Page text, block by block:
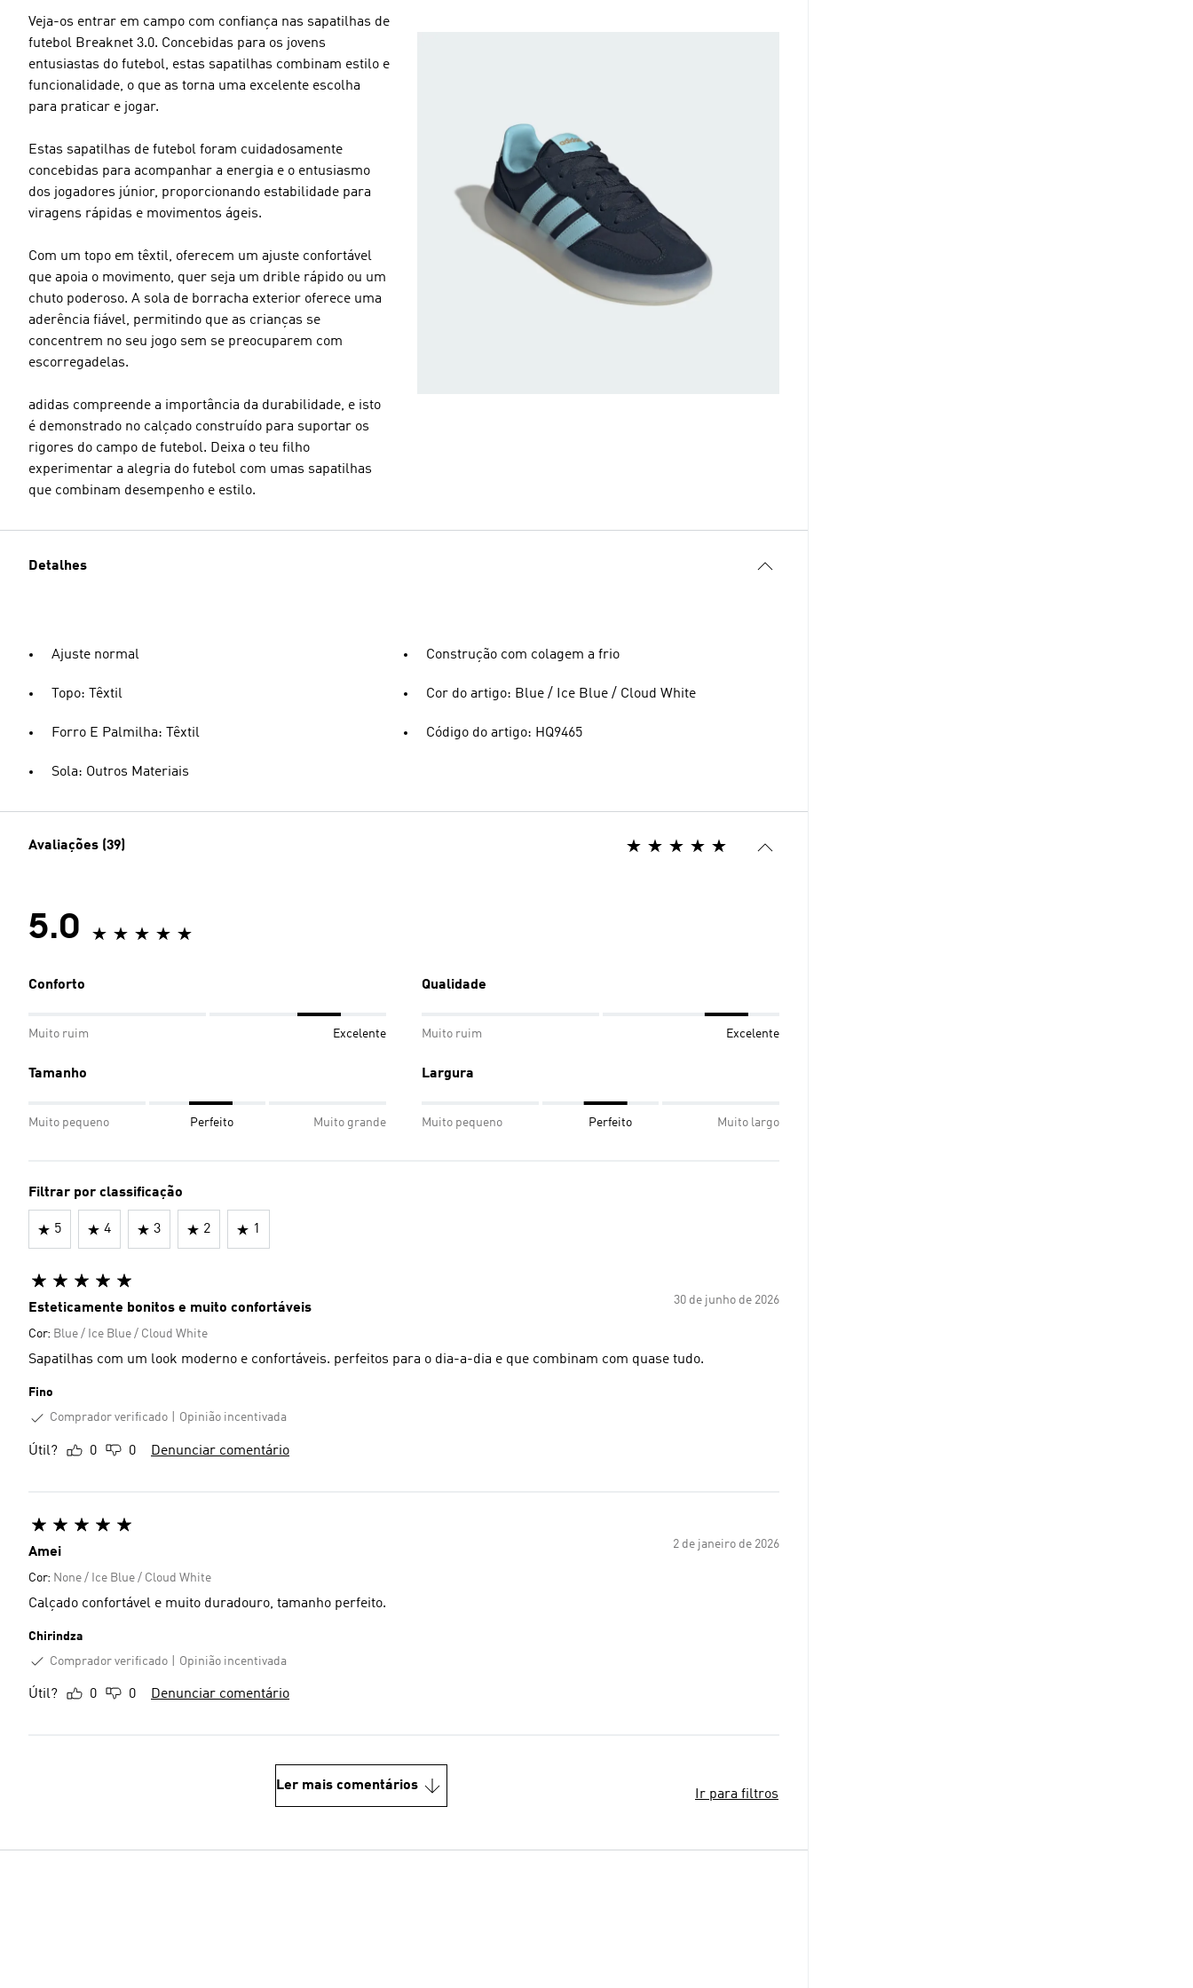
Veja-os entrar em campo com confiança nas sapatilhas de
futebol Breaknet 3.0. Concebidas para os jovens
entusiastas do futebol, estas sapatilhas combinam estilo e
funcionalidade, o que as torna uma excelente escolha
para praticar e jogar.
Estas sapatilhas de futebol foram cuidadosamente
concebidas para acompanhar a energia e o entusiasmo
dos jogadores júnior, proporcionando estabilidade para
viragens rápidas e movimentos ágeis.
Com um topo em têxtil, oferecem um ajuste confortável
que apoia o movimento, quer seja um drible rápido ou um
chuto poderoso. A sola de borracha exterior oferece uma
aderência fiável, permitindo que as crianças se
concentrem no seu jogo sem se preocuparem com
escorregadelas.
adidas compreende a importância da durabilidade, e isto
é demonstrado no calçado construído para suportar os
rigores do campo de futebol. Deixa o teu filho
experimentar a alegria do futebol com umas sapatilhas
que combinam desempenho e estilo.
Detalhes
Ajuste normal
Topo: Têxtil
Forro E Palmilha: Têxtil
Sola: Outros Materiais
Construção com colagem a frio
Cor do artigo: Blue / Ice Blue / Cloud White
Código do artigo: HQ9465
Avaliações (39)
5.0
Conforto
Muito ruim Excelente
Qualidade
Muito ruim Excelente
Tamanho
Muito pequeno Perfeito Muito grande
Largura
Muito pequeno Perfeito Muito largo
Filtrar por classificação
5 4 3 2 1
30 de junho de 2026
Esteticamente bonitos e muito confortáveis
Cor: Blue / Ice Blue / Cloud White
Sapatilhas com um look moderno e confortáveis. perfeitos para o dia-a-dia e que combinam com quase tudo.
Fino
Comprador verificado
Opinião incentivada
Útil? 0 0 Denunciar comentário
2 de janeiro de 2026
Amei
Cor: None / Ice Blue / Cloud White
Calçado confortável e muito duradouro, tamanho perfeito.
Chirindza
Comprador verificado
Opinião incentivada
Útil? 0 0 Denunciar comentário
Ler mais comentários
Ir para filtros